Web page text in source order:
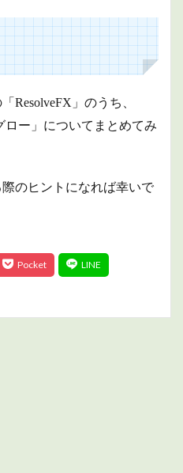
ResolveFX」のうち、
ロー」についてまとめてみ
際のヒントになれば幸いで